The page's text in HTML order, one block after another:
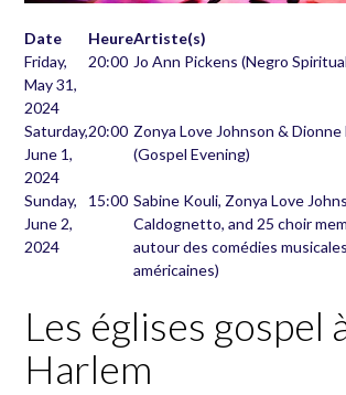
Date HeureArtiste(s)
Friday,
May 31,
2024
20:00 Jo Ann Pickens (Negro
Saturday,
June 1,
2024
20:00 Zonya Love Johnson & Dionne
(Gospel Evening)
Sunday,
June 2,
2024
15:00 Sabine Kouli, Zonya Love
Caldognetto, and 25 choir
autour des comédies
américaines)
Les églises gospel
Harlem